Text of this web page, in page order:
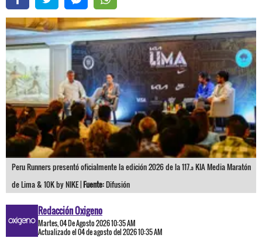
Peru Runners presentó oficialmente la edición 2026 de la 117.ª KIA Media Maratón
de Lima & 10K by NIKE |Fuente:Difusión
Redacción Oxigeno
Martes, 04 De Agosto 2026 10:35 AM
Actualizado el 04 de agosto del 2026 10:35 AM